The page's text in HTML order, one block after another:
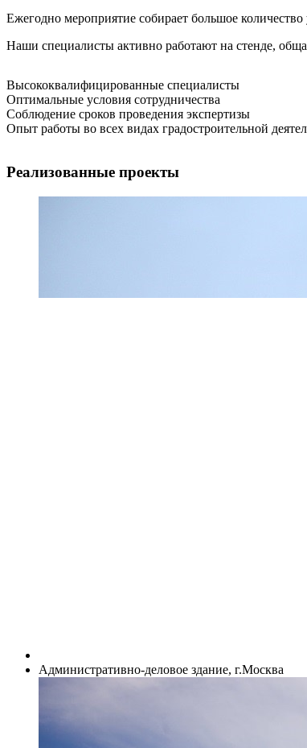
Ежегодно мероприятие собирает большое
Наши специалисты активно работают на стенде,
Высококвалифицированные специалисты
Оптимальные условия сотрудничества
Соблюдение сроков проведения экспертизы
Опыт работы во всех видах градостроительной
Реализованные проекты
Административно-деловое здание, г.Москва